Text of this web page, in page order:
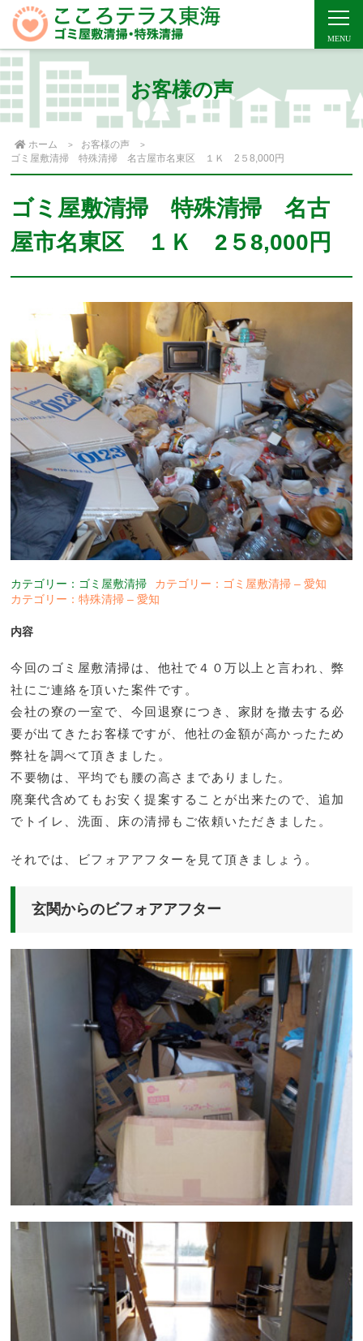
お客様の声
ホーム
お客様の声
ゴミ屋敷清掃 特殊清掃 名古屋市名東区 １Ｋ 2５8,000円
ゴミ屋敷清掃 特殊清掃 名古
屋市名東区 １Ｋ 2５8,000円
カテゴリー：ゴミ屋敷清掃
カテゴリー：ゴミ屋敷清掃 – 愛知
カテゴリー：特殊清掃 – 愛知
内容
今回のゴミ屋敷清掃は、他社で４０万以上と言われ、弊
社にご連絡を頂いた案件です。
会社の寮の一室で、今回退寮につき、家財を撤去する必
要が出てきたお客様ですが、他社の金額が高かったため
弊社を調べて頂きました。
不要物は、平均でも腰の高さまでありました。
廃棄代含めてもお安く提案することが出来たので、追加
でトイレ、洗面、床の清掃もご依頼いただきました。
それでは、ビフォアアフターを見て頂きましょう。
玄関からのビフォアアフター